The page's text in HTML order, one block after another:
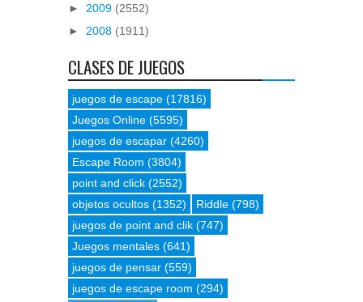
► 2009 (2552)
► 2008 (1911)
CLASES DE JUEGOS
juegos de escape (17816)
Juegos Online (5595)
juegos de escapar (4260)
Escape Room (3804)
point and click (2552)
objetos ocultos (1352) Riddle (798)
juegos de point and clik (747)
Juegos mentales (641)
juegos de pensar (559)
juegos de escape room (294)